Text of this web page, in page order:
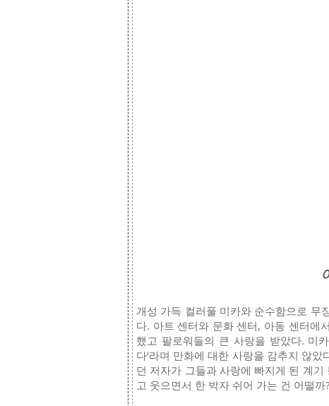
개성 가득 컬러풀 미카와 순수함으로 무
다. 아트 센터와 문화 센터, 아동 센터에
했고 팔로워들의 큰 사랑을 받았다. 미
다’라며 만화에 대한 사랑을 감추지 않
던 저자가 그들과 사랑에 빠지게 된 계
고 웃으면서 한 박자 쉬어 가는 건 어떨까?